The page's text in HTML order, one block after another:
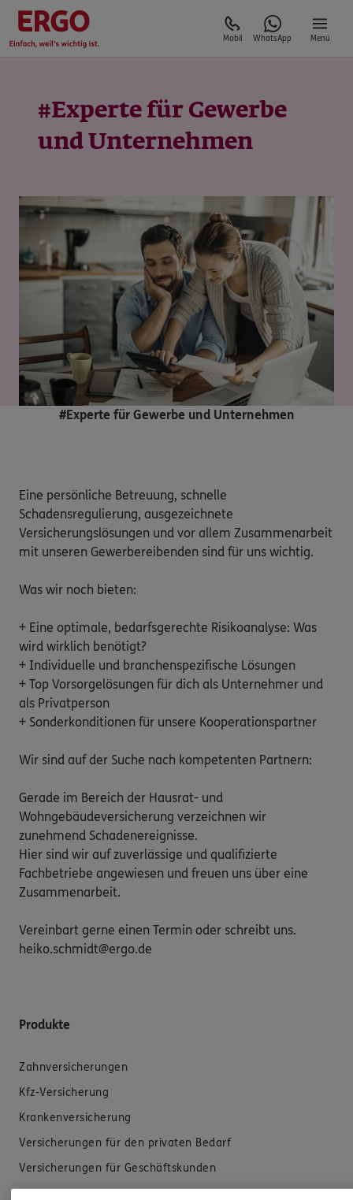
Mobil WhatsApp Menü
#Experte für Gewerbe
und Unternehmen
#Experte für Gewerbe und Unternehmen
Eine persönliche Betreuung, schnelle
Schadensregulierung, ausgezeichnete
Versicherungslösungen und vor allem Zusammenarbeit
mit unseren Gewerbereibenden sind für uns wichtig.
Was wir noch bieten:
+ Eine optimale, bedarfsgerechte Risikoanalyse: Was
wird wirklich benötigt?
+ Individuelle und branchenspezifische Lösungen
+ Top Vorsorgelösungen für dich als Unternehmer und
als Privatperson
+ Sonderkonditionen für unsere Kooperationspartner
Wir sind auf der Suche nach kompetenten Partnern:
Gerade im Bereich der Hausrat- und
Wohngebäudeversicherung verzeichnen wir
zunehmend Schadenereignisse.
Hier sind wir auf zuverlässige und qualifizierte
Fachbetriebe angewiesen und freuen uns über eine
Zusammenarbeit.
Vereinbart gerne einen Termin oder schreibt uns.
heiko.schmidt@ergo.de
Produkte
Zahnversicherungen
Kfz-Versicherung
Krankenversicherung
Versicherungen für den privaten Bedarf
Versicherungen für Geschäftskunden